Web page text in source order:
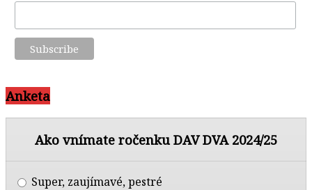
Anketa
Ako vnímate ročenku DAV DVA 2024/25
Super, zaujímavé, pestré